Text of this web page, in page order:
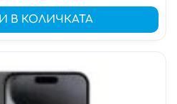
В КОЛИЧКАТА